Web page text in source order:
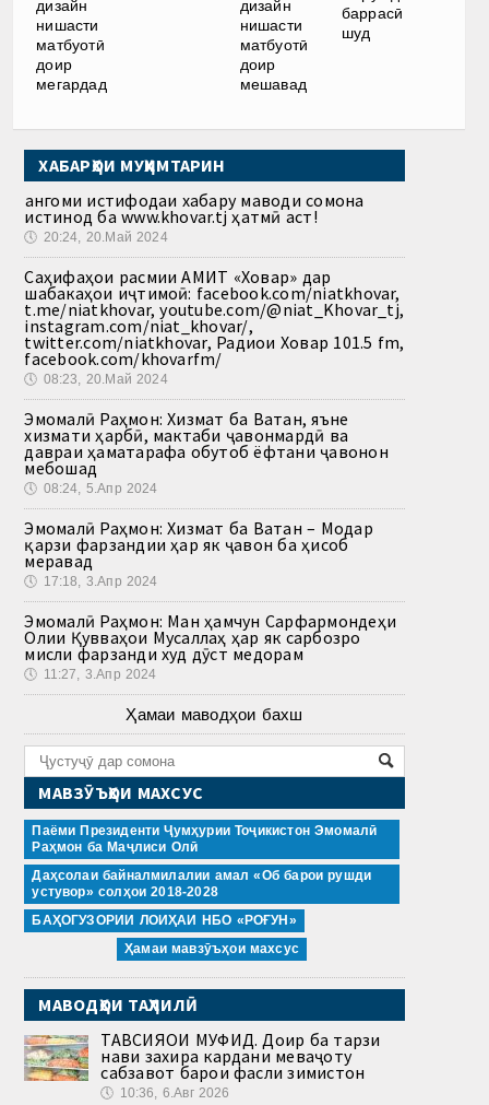
дизайн
нишасти
матбуотӣ
доир
мегардад
дизайн
нишасти
матбуотӣ
доир
мешавад
баррасӣ
шуд
ХАБАРҲОИ МУҲИМТАРИН
Ҳангоми истифодаи хабару маводи сомона
истинод ба www.khovar.tj ҳатмӣ аст!
🕔 20:24, 20.Май 2024
Саҳифаҳои расмии АМИТ «Ховар» дар
шабакаҳои иҷтимоӣ: facebook.com/niatkhovar,
t.me/niatkhovar, youtube.com/@niat_Khovar_tj,
instagram.com/niat_khovar/,
twitter.com/niatkhovar, Радиои Ховар 101.5 fm,
facebook.com/khovarfm/
🕔 08:23, 20.Май 2024
Эмомалӣ Раҳмон: Хизмат ба Ватан, яъне
хизмати ҳарбӣ, мактаби ҷавонмардӣ ва
давраи ҳаматарафа обутоб ёфтани ҷавонон
мебошад
🕔 08:24, 5.Апр 2024
Эмомалӣ Раҳмон: Хизмат ба Ватан – Модар
қарзи фарзандии ҳар як ҷавон ба ҳисоб
меравад
🕔 17:18, 3.Апр 2024
Эмомалӣ Раҳмон: Ман ҳамчун Сарфармондеҳи
Олии Қувваҳои Мусаллаҳ ҳар як сарбозро
мисли фарзанди худ дӯст медорам
🕔 11:27, 3.Апр 2024
Ҳамаи маводҳои бахш
МАВЗӮЪҲОИ МАХСУС
Паёми Президенти Ҷумҳурии Тоҷикистон Эмомалӣ
Раҳмон ба Маҷлиси Олӣ
Даҳсолаи байналмилалии амал «Об барои рушди
устувор» солҳои 2018-2028
БАҲОГУЗОРИИ ЛОИҲАИ НБО «РОҒУН»
Ҳамаи мавзӯъҳои махсус
МАВОДҲОИ ТАҲЛИЛӢ
ТАВСИЯҲОИ МУФИД. Доир ба тарзи
нави захира кардани меваҷоту
сабзавот барои фасли зимистон
🕔 10:36, 6.Авг 2026